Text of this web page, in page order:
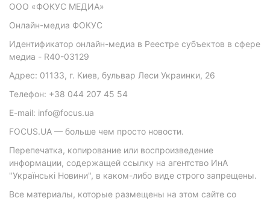
ООО «ФОКУС МЕДИА»
Онлайн-медиа ФОКУС
Идентификатор онлайн-медиа в Реестре субъектов в сфере
медиа - R40-03129
Адрес: 01133, г. Киев, бульвар Леси Украинки, 26
Телефон: +38 044 207 45 54
E-mail: info@focus.ua
FOCUS.UA — больше чем просто новости.
Перепечатка, копирование или воспроизведение
информации, содержащей ссылку на агентство ИнА
"Українські Новини", в каком-либо виде строго запрещены.
Все материалы, которые размещены на этом сайте со